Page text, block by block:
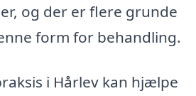
og der er flere grunde
form for behandling.
i Hårlev kan hjælpe